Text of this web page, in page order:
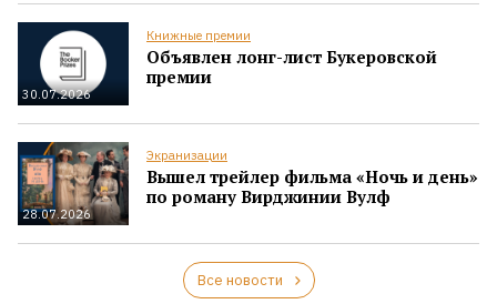
30.07.2026
Книжные премии
Объявлен лонг-лист Букеровской
премии
28.07.2026
Экранизации
Вышел трейлер фильма «Ночь и день»
по роману Вирджинии Вулф
Все новости